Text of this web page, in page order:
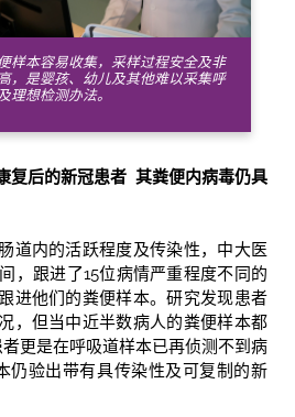
样本容易收集，采样过程安全及非
，是婴孩、幼儿及其他难以采集呼
理想检测办法。
复后的新冠患者 其粪便内病毒仍具
道内的活跃程度及传染性，中大医
，跟进了15位病情严重程度不同的
进他们的粪便样本。研究发现患者
，但当中近半数病人的粪便样本都
更是在呼吸道样本已再侦测不到病
仍验出带有具传染性及可复制的新